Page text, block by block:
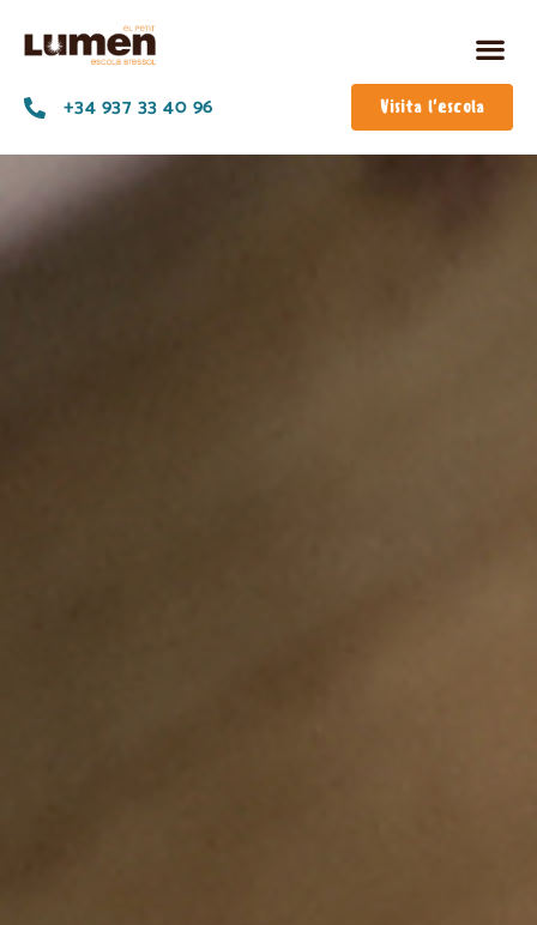
+34 937 33 40 96 Visita l'escola